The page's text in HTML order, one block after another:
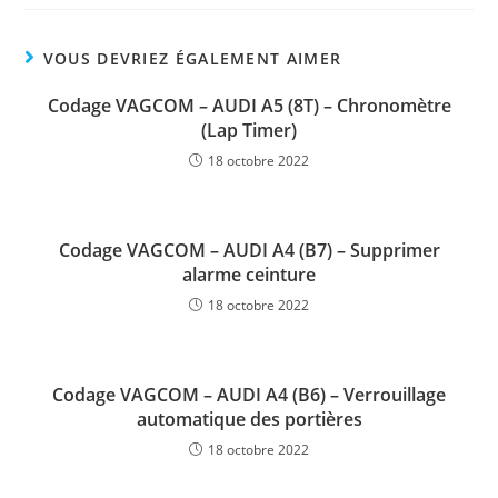
VOUS DEVRIEZ ÉGALEMENT AIMER
Codage VAGCOM – AUDI A5 (8T) – Chronomètre
(Lap Timer)
18 octobre 2022
Codage VAGCOM – AUDI A4 (B7) – Supprimer
alarme ceinture
18 octobre 2022
Codage VAGCOM – AUDI A4 (B6) – Verrouillage
automatique des portières
18 octobre 2022